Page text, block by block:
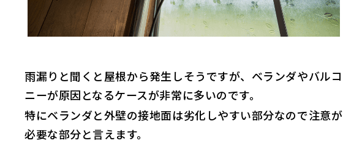
雨漏りと聞くと屋根から発生しそうですが、ベランダやバルコ
ニーが原因となるケースが非常に多いのです。
特にベランダと外壁の接地面は劣化しやすい部分なので注意が
必要な部分と言えます。